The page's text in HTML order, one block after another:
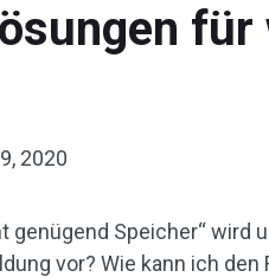
2020
genügend Speicher“ wird
vor? Wie kann ich